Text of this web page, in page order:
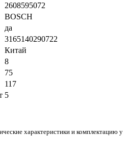
2608595072
BOSCH
да
3165140290722
Китай
8
75
117
5
характеристики и комплектацию у